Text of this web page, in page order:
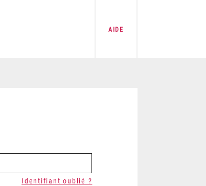
AIDE
Identifiant oublié ?